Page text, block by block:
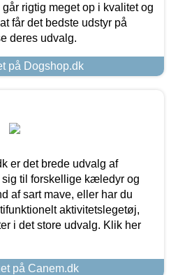
rigtig meget op i kvalitet og
får det bedste udstyr på
deres udvalg.
på Dogshop.dk
er det brede udvalg af
sig til forskellige kæledyr og
af sart mave, eller har du
aktivitetslegetøj,
i det store udvalg. Klik her
på Canem.dk